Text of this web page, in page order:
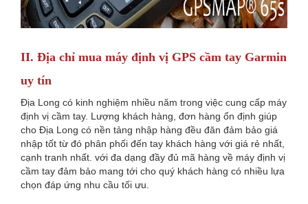
II. Địa chỉ mua máy định vị GPS cầm tay Garmin
uy tín
Địa Long có kinh nghiệm nhiều năm trong việc cung cấp máy
định vị cầm tay. Lượng khách hàng, đơn hàng ổn định giúp
cho Địa Long có nền tảng nhập hàng đều đăn đảm bảo giá
nhập tốt từ đó phân phối đến tay khách hàng với giá rẻ nhất,
cạnh tranh nhất. với đa dạng đầy đủ mã hàng về máy định vị
cầm tay đảm bảo mang tới cho quý khách hàng có nhiều lựa
chọn đáp ứng nhu cầu tối ưu.